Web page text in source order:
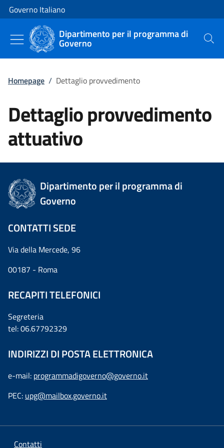
Vai al contenuto
Vai alla navigazione del sito
Governo Italiano
Dipartimento per il programma di
Governo Cerca
Homepage / Dettaglio provvedimento
Dettaglio provvedimento
attuativo
Dipartimento per il programma di
Governo
CONTATTI SEDE
Via della Mercede, 96
00187 - Roma
RECAPITI TELEFONICI
Segreteria
tel: 06.67792329
INDIRIZZI DI POSTA ELETTRONICA
e-mail: programmadigoverno@governo.it
PEC: upg@mailbox.governo.it
Contatti